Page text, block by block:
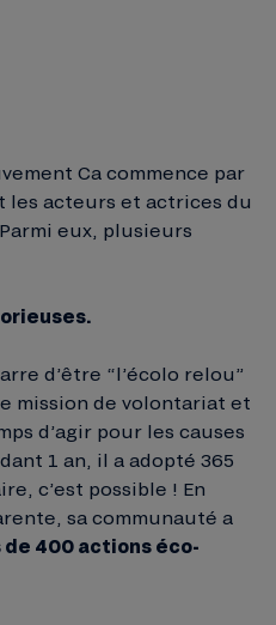
Ca commence par
les acteurs et actrices du
eux, plusieurs
d’être “l’écolo relou”
mission de volontariat et
d’agir pour les causes
1 an, il a adopté 365
c’est possible ! En
sa communauté a
de 400 actions éco-